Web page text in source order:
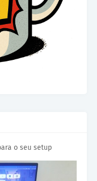
o seu setup